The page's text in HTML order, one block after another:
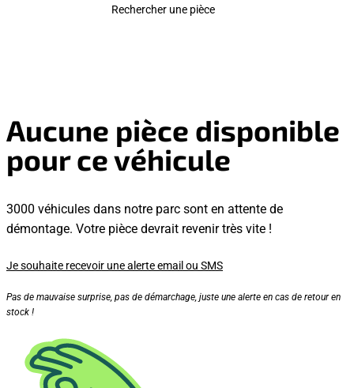
Rechercher une pièce
Aucune pièce disponible
pour ce véhicule
3000 véhicules dans notre parc sont en attente de
démontage. Votre pièce devrait revenir très vite !
Je souhaite recevoir une alerte email ou SMS
Pas de mauvaise surprise, pas de démarchage, juste une alerte en cas de retour en
stock !